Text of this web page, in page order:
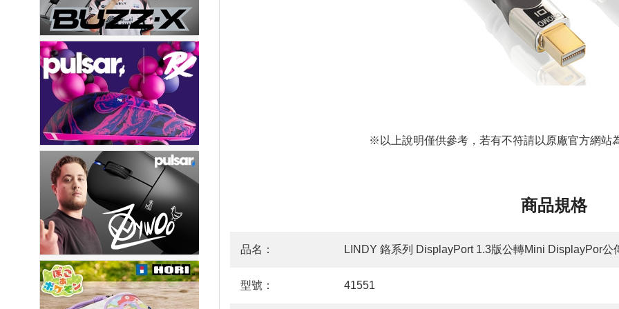
※以上說明僅供參考，若有不符請以原廠官方網站
商品規格
品名： LINDY 鉻系列 DisplayPort 1.3版公轉Mini DisplayPor公
型號： 41551